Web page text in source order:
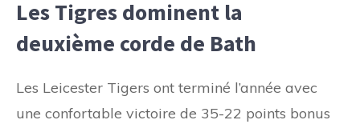
Les Tigres dominent la
deuxième corde de Bath
Les Leicester Tigers ont terminé l’année avec
une confortable victoire de 35-22 points bonus